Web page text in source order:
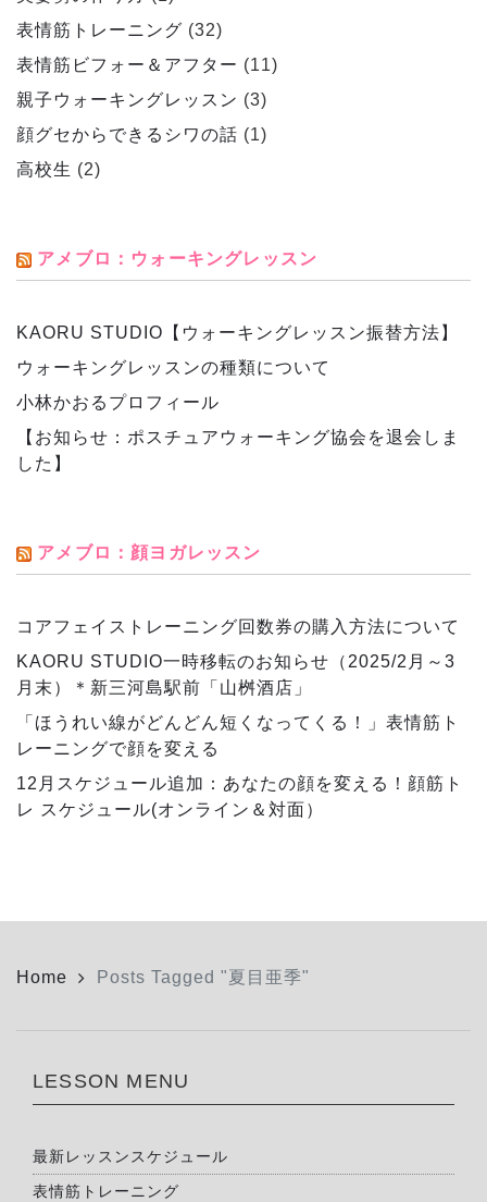
表情筋トレーニング (32)
表情筋ビフォー＆アフター (11)
親子ウォーキングレッスン (3)
顔グセからできるシワの話 (1)
高校生 (2)
アメブロ：ウォーキングレッスン
KAORU STUDIO【ウォーキングレッスン振替方法】
ウォーキングレッスンの種類について
小林かおるプロフィール
【お知らせ：ポスチュアウォーキング協会を退会しま
した】
アメブロ：顔ヨガレッスン
コアフェイストレーニング回数券の購入方法について
KAORU STUDIO一時移転のお知らせ（2025/2月～3
月末）＊新三河島駅前「山桝酒店」
「ほうれい線がどんどん短くなってくる！」表情筋ト
レーニングで顔を変える
12月スケジュール追加：あなたの顔を変える！顔筋ト
レ スケジュール(オンライン＆対面）
Home Posts Tagged "夏目亜季"
LESSON MENU
最新レッスンスケジュール
表情筋トレーニング